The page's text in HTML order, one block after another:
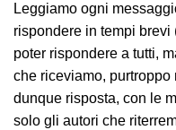
Leggiamo ogni
rispondere in tempi brevi
poter rispondere a tutti,
che riceviamo,
dunque risposta, con le
solo gli autori che